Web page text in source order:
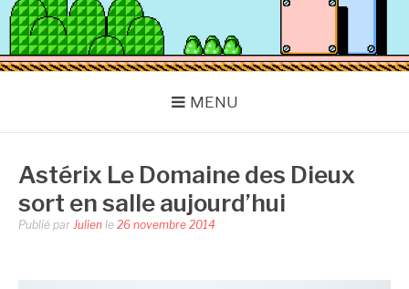
BAND OF GEEKS
Actu Geek d'hier et d'aujourd'hui
MENU
Astérix Le Domaine des Dieux
sort en salle aujourd’hui
Publié par Julien le 26 novembre 2014